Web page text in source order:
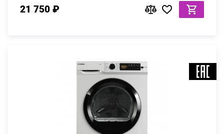
21 750 ₽